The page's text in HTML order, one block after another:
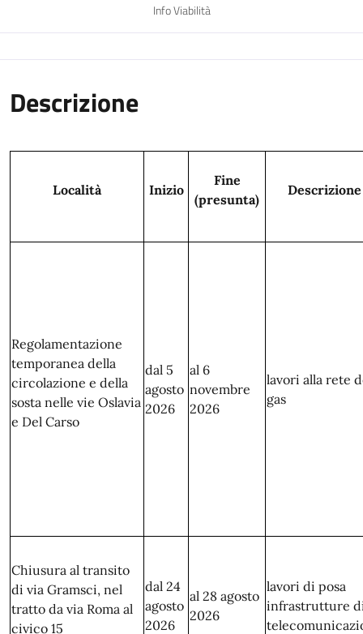
Info Viabilità
Descrizione
Località Inizio
Fine
(presunta)
Descrizione
Regolamentazione
temporanea della
circolazione e della
sosta nelle vie Oslavia
e Del Carso
dal 5
agosto
2026
al 6
novembre
2026
lavori alla rete
gas
Chiusura al transito
di via Gramsci, nel
tratto da via Roma al
civico 15
dal 24
agosto
2026
al 28 agosto
2026
lavori di posa
infrastrutture